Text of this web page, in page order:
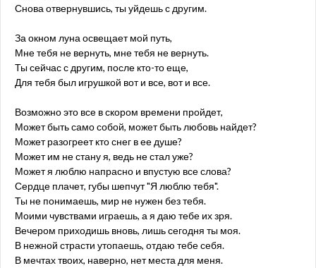
Снова отвернувшись, ты уйдешь с другим.
За окном луна освещает мой путь,
Мне тебя не вернуть, мне тебя не вернуть.
Ты сейчас с другим, после кто-то еще,
Для тебя был игрушкой вот и все, вот и все.
Возможно это все в скором времени пройдет,
Может быть само собой, может быть любовь найдет?
Может разогреет кто снег в ее душе?
Может им не стану я, ведь не стал уже?
Может я люблю напрасно и впустую все слова?
Сердце плачет, губы шепчут "Я люблю тебя".
Ты не понимаешь, мир не нужен без тебя.
Моими чувствами играешь, а я даю тебе их зря.
Вечером приходишь вновь, лишь сегодня ты моя.
В нежной страсти утопаешь, отдаю тебе себя.
В мечтах твоих, наверно, нет места для меня.